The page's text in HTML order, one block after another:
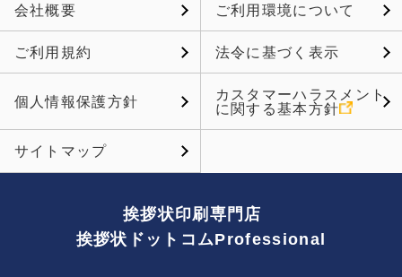
会社概要 ご利用環境について
ご利用規約 法令に基づく表示
個人情報保護方針
カスタマーハラスメント
に関する基本方針
サイトマップ
挨拶状印刷専門店
挨拶状ドットコムProfessional